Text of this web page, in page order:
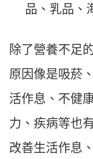
品、乳品、
除了營養不足
原因像是吸菸
活作息、不健
力、疾病等也
改善生活作息